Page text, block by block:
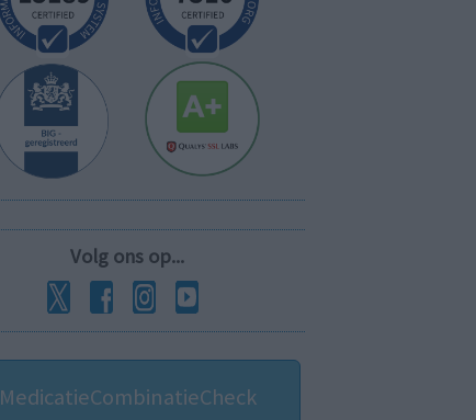
Volg ons op...
MedicatieCombinatieCheck